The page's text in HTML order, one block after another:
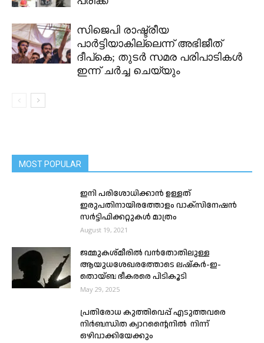
സിജെപി രാഷ്ട്രീയ
പാർട്ടിയാകില്ലെന്ന് അഭിജീത്
ദീപ്കെ; തുടർ സമര പരിപാടികൾ
ഇന്ന് ചർച്ച ചെയ്യും
MOST POPULAR
ഇനി പരിശോധിക്കാൻ ഉള്ളത്
ഇരുപതിനായിരത്തോളം വാക്സിനേഷൻ
സർട്ടിഫിക്കറ്റുകൾ മാത്രം
August 19, 2021
ജമ്മുകശ്മീരിൽ വൻതോതിലുള്ള
ആയുധശേഖരത്തോടെ ലഷ്കർ-ഇ-
തൊയ്ബ ഭീകരരെ പിടികൂടി
May 29, 2025
പ്രതിരോധ കുത്തിവെപ്പ് എടുത്തവരെ
നിർബന്ധിത ക്വാറൻ്റൈനിൽ നിന്ന്
ഒഴിവാക്കിയേക്കും